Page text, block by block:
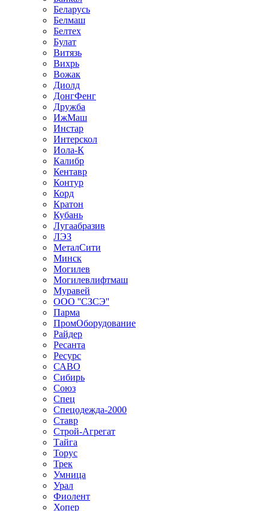
Беларусь
Белмаш
Белтех
Булат
Витязь
Вихрь
Вожак
Диолд
ДонгФенг
Дружба
ИжМаш
Инстар
Интерскол
Иола-К
Калибр
Кентавр
Контур
Корд
Кратон
Кубань
Лугаабразив
ЛЭЗ
МеталСити
Минск
Могилев
Могилевлифтмаш
Муравей
ООО ''СЗСЭ''
Парма
ПромОборудование
Райдер
Ресанта
Ресурс
САВО
Сибирь
Союз
Спец
Спецодежда-2000
Ставр
Строй-Агрегат
Тайга
Торус
Трек
Умница
Урал
Фиолент
Хопер